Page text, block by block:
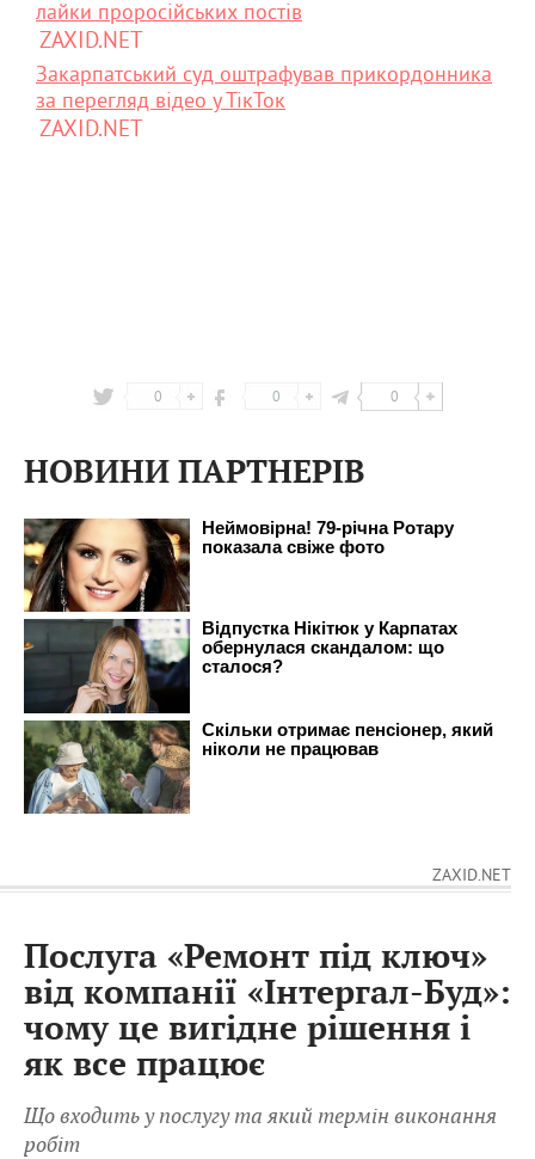
лайки проросійських постів
ZAXID.NET
Закарпатський суд оштрафував прикордонника
за перегляд відео у ТікТок
ZAXID.NET
0 0 0
НОВИНИ ПАРТНЕРІВ
ZAXID.NET
Послуга «Ремонт під ключ»
від компанії «Інтергал-Буд»:
чому це вигідне рішення і
як все працює
Що входить у послугу та який термін виконання
робіт